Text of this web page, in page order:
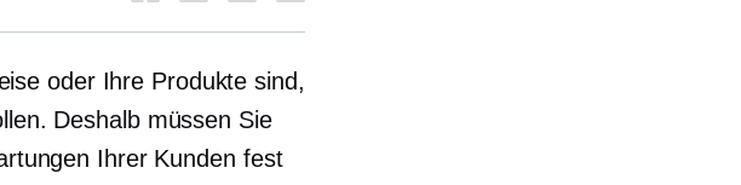
oder Ihre Produkte sind,
Deshalb müssen Sie
Ihrer Kunden fest